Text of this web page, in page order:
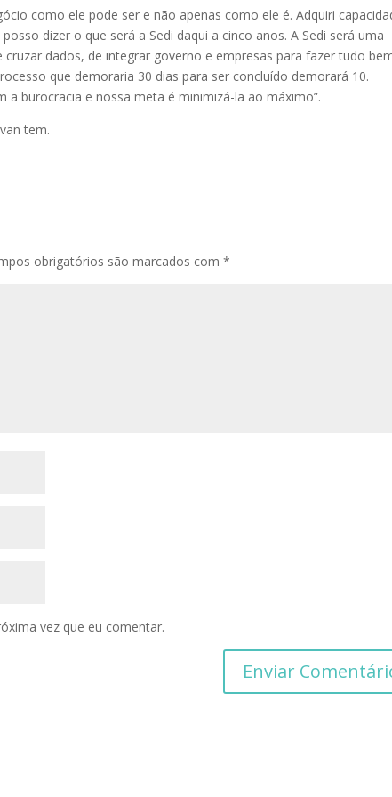
como ele pode ser e não apenas como ele é. Adquiri
dizer o que será a Sedi daqui a cinco anos. A Sedi será uma
dados, de integrar governo e empresas para fazer tudo
que demoraria 30 dias para ser concluído demorará 10.
a burocracia e nossa meta é minimizá-la ao máximo”.
tem.
obrigatórios são marcados com*
vez que eu comentar.